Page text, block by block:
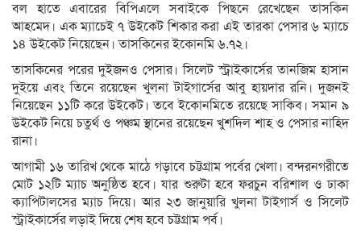
বল হাতে এবারের বিপিএলে সবাইকে পিছনে রেখেছেন তাসকিন
আহমেদ। এক ম্যাচেই ৭ উইকেট শিকার করা এই তারকা পেসার ৬ ম্যাচে
১৪ উইকেট নিয়েছেন। তাসকিনের ইকোনমি ৬.৭২।
তাসকিনের পরের দুইজনও পেসার। সিলেট স্ট্রাইকার্সের তানজিম হাসান
দুইয়ে এবং তিনে রয়েছেন খুলনা টাইগার্সের আবু হায়দার রনি। দুজনই
নিয়েছেন ১১টি করে উইকেট। তবে ইকোনমিতে রয়েছে সাকিব। সমান ৯
উইকেট নিয়ে চতুর্থ ও পঞ্চম স্থানের রয়েছেন খুশদিল শাহ ও পেসার নাহিদ
রানা।
আগামী ১৬ তারিখ থেকে মাঠে গড়াবে চট্টগ্রাম পর্বের খেলা। বন্দরনগরীতে
মোট ১২টি ম্যাচ অনুষ্ঠিত হবে। যার শুরুটা হবে ফরচুন বরিশাল ও ঢাকা
ক্যাপিটালসের ম্যাচ দিয়ে। আর ২৩ জানুয়ারি খুলনা টাইগার্স ও সিলেট
স্ট্রাইকার্সের লড়াই দিয়ে শেষ হবে চট্টগ্রাম পর্ব।